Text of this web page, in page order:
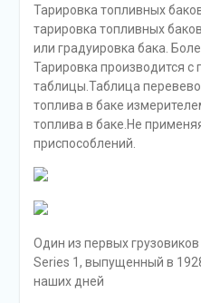
Тарировка топливных
тарировка топливных
или градуировка бака.
Тарировка производится
таблицы.Таблица
топлива в баке
топлива в баке.Не
приспособлений.
Один из первых
Series 1, выпущенный в
наших дней